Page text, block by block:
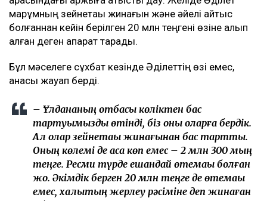
марқұмның зейнетақы жинағын және әйелі қайтыс
болғаннан кейін берілген 20 млн теңгені өзіне алып
қалған деген ақпарат тарады.
Бұл мәселеге сұхбат кезінде Әділеттің өзі емес,
анасы жауап берді.
– Ұлдананың отбасы көліктен бас
тартуымызды өтінді, біз оны оларға бердік.
Ал олар зейнетақы жинағынан бас тартты.
Оның көлемі де аса көп емес – 2 млн 300 мың
теңге. Ресми түрде ешқандай өтемақы болған
жоқ. Әкімдік берген 20 млн теңге де өтемақы
емес, халықтың жерлеу рәсіміне деп жинаған